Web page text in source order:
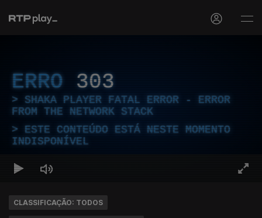
ERRO 303
SHAKA PLAYER FATAL ERROR - ERROR
FROM THE NETWORK STACK
ESTE CONTEÚDO ESTÁ NESTE MOMENTO
INDISPONÍVEL
CLASSIFICAÇÃO: TODOS